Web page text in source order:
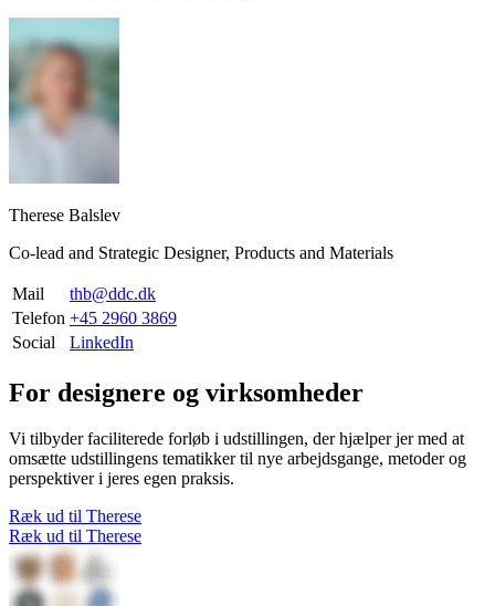
Therese Balslev
Co-lead and Strategic Designer, Products and Materials
Mail
thb@ddc.dk
Telefon +45 2960 3869
Social
LinkedIn
For designere og virksomheder
Vi tilbyder faciliterede forløb i udstillingen, der hjælper jer med at
omsætte udstillingens tematikker til nye arbejdsgange, metoder og
perspektiver i jeres egen praksis.
Ræk ud til Therese
Ræk ud til Therese